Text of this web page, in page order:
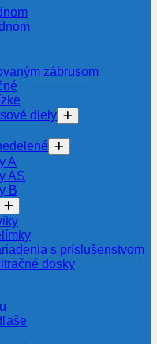
zábrusom
diely
A
AS
B
s príslušenstvom
dosky